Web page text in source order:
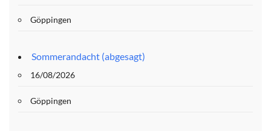
Göppingen
Sommerandacht (abgesagt)
16/08/2026
Göppingen